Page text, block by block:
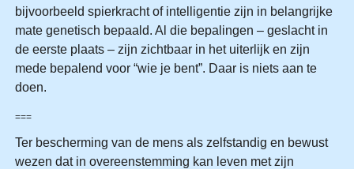
bijvoorbeeld spierkracht of intelligentie zijn in belangrijke
mate genetisch bepaald. Al die bepalingen – geslacht in
de eerste plaats – zijn zichtbaar in het uiterlijk en zijn
mede bepalend voor “wie je bent”. Daar is niets aan te
doen.
===
Ter bescherming van de mens als zelfstandig en bewust
wezen dat in overeenstemming kan leven met zijn